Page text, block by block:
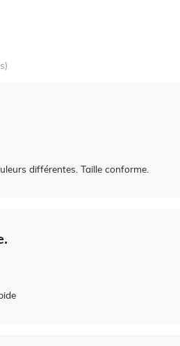
différentes. Taille conforme.